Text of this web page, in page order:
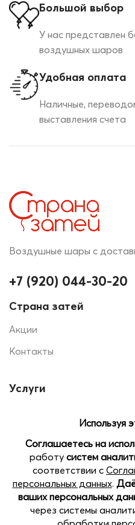
Большой выбор
У нас представлен
воздушных шаров
Удобная оплата
Наличные,
выставления счета
Воздушные шары с
+7 (920) 044-30-20
Страна затей
Акции
Контакты
Услуги
Помощь
Доставка и оплата
Наши магазины: